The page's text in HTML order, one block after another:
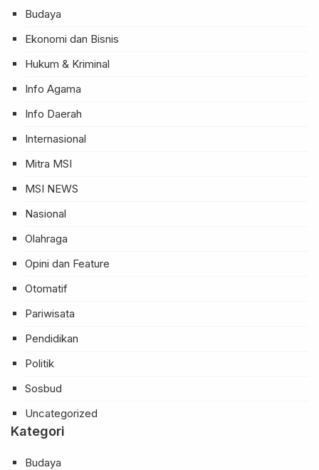
Budaya
Ekonomi dan Bisnis
Hukum & Kriminal
Info Agama
Info Daerah
Internasional
Mitra MSI
MSI NEWS
Nasional
Olahraga
Opini dan Feature
Otomatif
Pariwisata
Pendidikan
Politik
Sosbud
Uncategorized
Kategori
Budaya